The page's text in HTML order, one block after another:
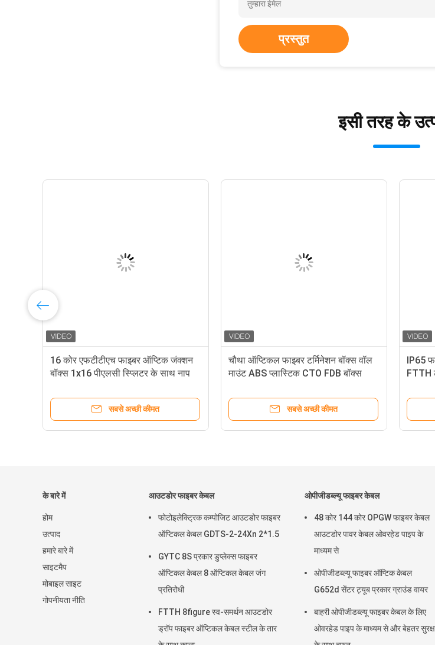
प्रस्तुत
इसी तरह के
16 कोर एफटीटीएच फाइबर ऑप्टिक जंक्शन
बॉक्स 1x16 पीएलसी स्प्लिटर के साथ नाप
सबसे अच्छी कीमत
चौथा ऑप्टिकल फाइबर टर्मिनेशन बॉक्स वॉल
माउंट ABS प्लास्टिक CTO FDB बॉक्स
सबसे अच्छी कीमत
IP65
FTTH
के बारे में
होम
उत्पाद
हमारे बारे में
साइटमैप
मोबाइल साइट
गोपनीयता नीति
आउटडोर फाइबर केबल
फोटोइलेक्ट्रिक कम्पोजिट आउटडोर फाइबर
ऑप्टिकल केबल GDTS-2-24Xn 2*1.5
GYTC 8S प्रकार डुप्लेक्स फाइबर
ऑप्टिकल केबल 8 ऑप्टिकल केबल जंग
प्रतिरोधी
FTTH 8figure स्व-समर्थन आउटडोर
ड्रॉप फाइबर ऑप्टिकल केबल स्टील के तार
ओपीजीडब्ल्यू फाइबर केबल
48 कोर 144 कोर OPGW फाइबर केबल
आउटडोर पावर केबल ओवरहेड पाइप के
माध्यम से
ओपीजीडब्ल्यू फाइबर ऑप्टिक केबल
G652d सेंटर ट्यूब प्रकार ग्राउंड वायर
बाहरी ओपीजीडब्ल्यू फाइबर केबल के लिए
ओवरहेड पाइप के माध्यम से और बेहतर